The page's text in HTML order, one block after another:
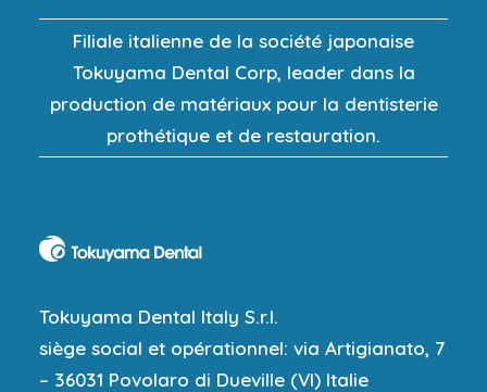
Filiale italienne de la société japonaise
Tokuyama Dental Corp, leader dans la
production de matériaux pour la dentisterie
prothétique et de restauration.
Tokuyama Dental Italy S.r.l.
siège social et opérationnel: via Artigianato, 7
– 36031 Povolaro di Dueville (VI) Italie